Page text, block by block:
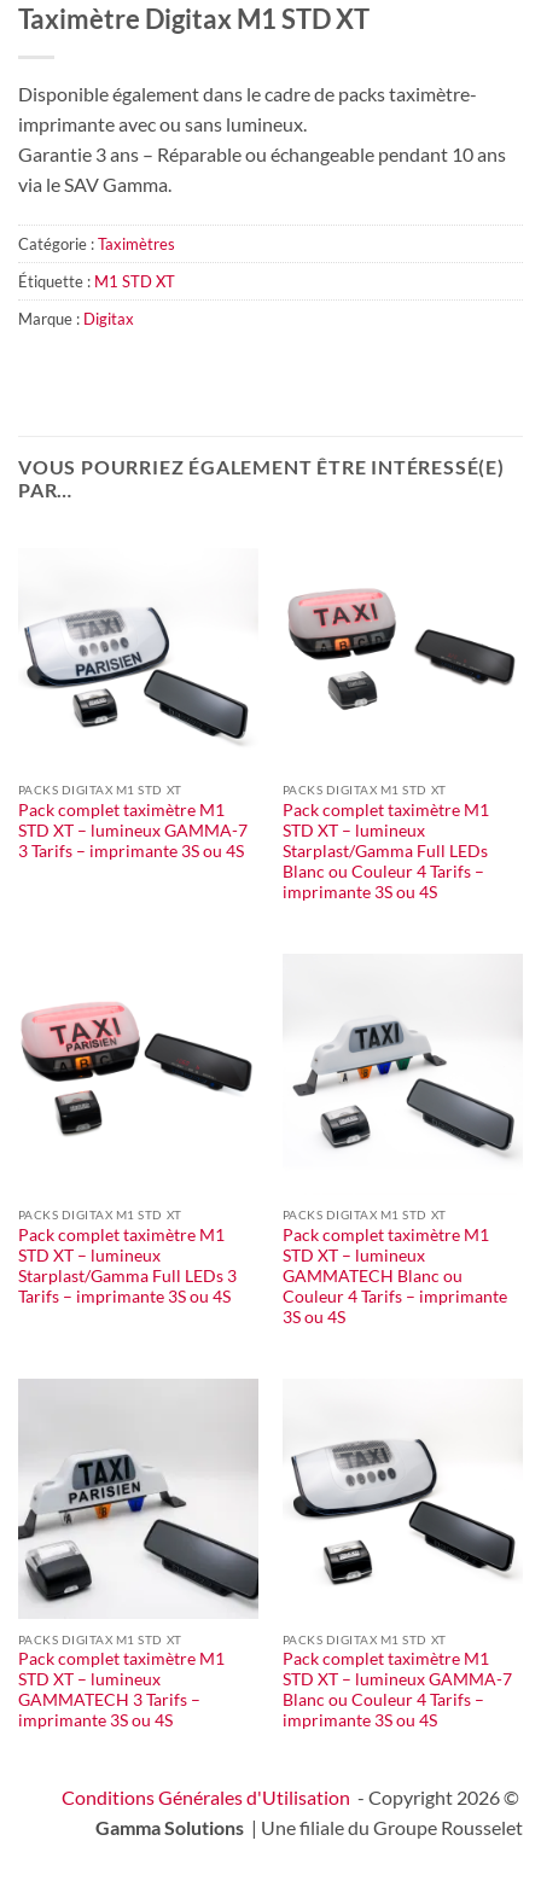
Taximètre Digitax M1 STD XT
Disponible également dans le cadre de packs taximètre-
imprimante avec ou sans lumineux.
Garantie 3 ans – Réparable ou échangeable pendant 10 ans
via le SAV Gamma.
Catégorie :Taximètres
Étiquette : M1 STD XT
Marque : Digitax
VOUS POURRIEZ ÉGALEMENT ÊTRE INTÉRESSÉ(E)
PAR…
PACKS DIGITAX M1 STD XT
Pack complet taximètre M1
STD XT – lumineux GAMMA-7
3 Tarifs – imprimante 3S ou 4S
PACKS DIGITAX M1 STD XT
Pack complet taximètre M1
STD XT – lumineux
Starplast/Gamma Full LEDs
Blanc ou Couleur 4 Tarifs –
imprimante 3S ou 4S
PACKS DIGITAX M1 STD XT
Pack complet taximètre M1
STD XT – lumineux
Starplast/Gamma Full LEDs 3
Tarifs – imprimante 3S ou 4S
PACKS DIGITAX M1 STD XT
Pack complet taximètre M1
STD XT – lumineux
GAMMATECH Blanc ou
Couleur 4 Tarifs – imprimante
3S ou 4S
PACKS DIGITAX M1 STD XT
Pack complet taximètre M1
STD XT – lumineux
GAMMATECH 3 Tarifs –
imprimante 3S ou 4S
PACKS DIGITAX M1 STD XT
Pack complet taximètre M1
STD XT – lumineux GAMMA-7
Blanc ou Couleur 4 Tarifs –
imprimante 3S ou 4S
Conditions Générales d'Utilisation - Copyright 2026 ©
Gamma Solutions | Une filiale du Groupe Rousselet